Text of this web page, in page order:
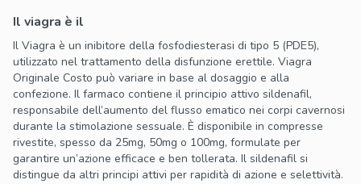
Il viagra è il
Il Viagra è un inibitore della fosfodiesterasi di tipo 5 (PDE5),
utilizzato nel trattamento della disfunzione erettile. Viagra
Originale Costo può variare in base al dosaggio e alla
confezione. Il farmaco contiene il principio attivo sildenafil,
responsabile dell’aumento del flusso ematico nei corpi cavernosi
durante la stimolazione sessuale. È disponibile in compresse
rivestite, spesso da 25mg, 50mg o 100mg, formulate per
garantire un’azione efficace e ben tollerata. Il sildenafil si
distingue da altri principi attivi per rapidità di azione e selettività.